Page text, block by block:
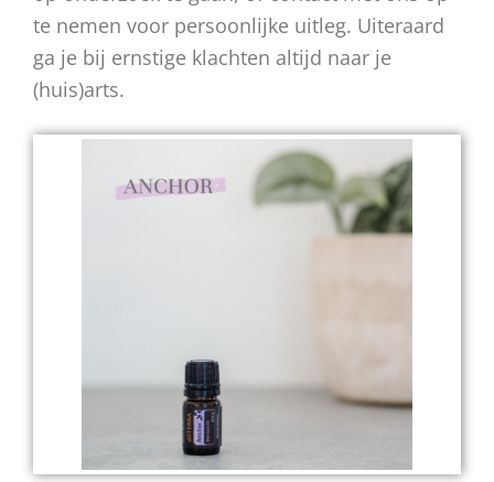
te nemen voor persoonlijke uitleg. Uiteraard
ga je bij ernstige klachten altijd naar je
(huis)arts.